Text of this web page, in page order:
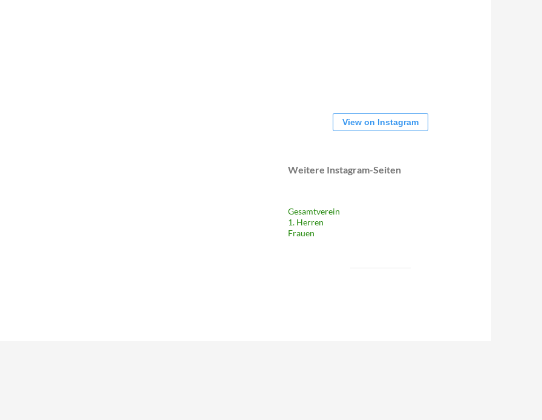
View on Instagram
Weitere Instagram-Seiten
Gesamtverein
1. Herren
Frauen